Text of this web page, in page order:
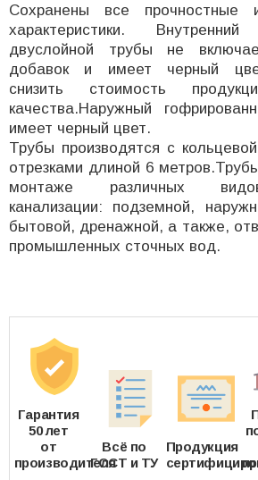
Сохранены все прочностные
характеристики.
двуслойной трубы не
добавок и имеет черный
снизить стоимость
качества.Наружный
имеет черный цвет.
Трубы производятся с
отрезками длиной 6
монтаже различных
канализации: подземной,
бытовой, дренажной, а также,
промышленных сточных вод.
Гарантия
50 лет
от
производителя
Всё по
ГОСТ и ТУ
Продукция